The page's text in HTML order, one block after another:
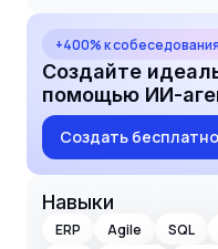
+400% к
Создайте
помощью ИИ-
Создать бесплатно
Навыки
ERP Agile SQL